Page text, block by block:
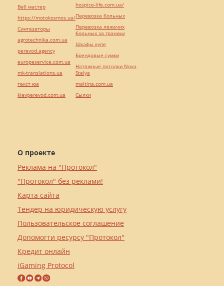
О проекте
Реклама на "Протокол"
"Протокол" без реклами!
Карта сайта
Тендер на юридическую услугу
Пользовательское соглашение
Допомогти ресурсу "Протокол"
Кредит онлайн
iGaming Protocol
Веб мастер
https://motokosmos.ua/
Синтезаторы
agrotechnika.com.ua
perevod.agency
europeservice.com.ua
mk-translations.ua
текст юа
kievperevod.com.ua
hospice-life.com.ua/
Перевозка больных
Перевозка лежачих
больных за границу
Шкафы купе
Брендовые сумки
Натяжные потолки Nova
Stelya
maltina.com.ua
Cылки